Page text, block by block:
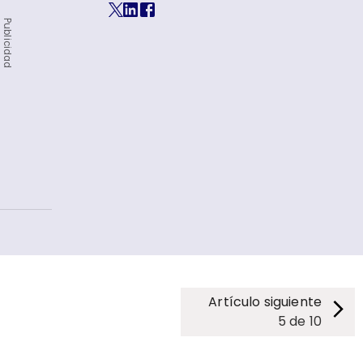
Publicidad
Artículo siguiente
5 de 10